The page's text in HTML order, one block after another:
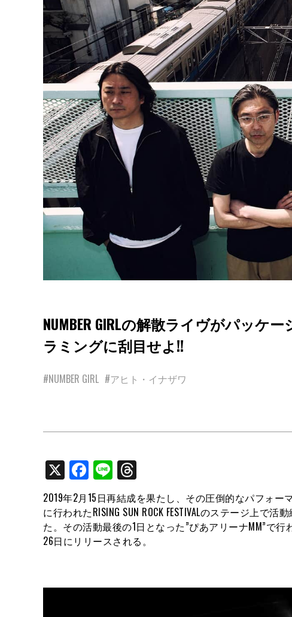
NUMBER GIRLの解散ライヴがパッ
ラミングに刮目せよ!!
#NUMBER GIRL #アヒト・イナザワ
X Facebook
Line
2019年2月15日再結成を果たし、その圧倒的なパフォー
に行われたRISING SUN ROCK FESTIVALのステージ上で
た。その活動最後の1日となった”ぴあアリーナMM”で行
26日にリリースされる。